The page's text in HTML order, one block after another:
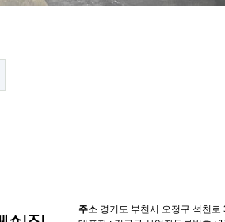
주소 경기도 부천시 오정구 석천